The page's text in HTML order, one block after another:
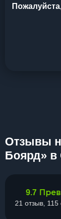
Отзывы
Боярд» в
9.7
21 отзыв, 115